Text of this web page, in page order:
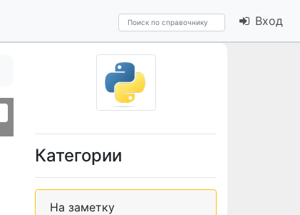
Вход
Категории
На заметку